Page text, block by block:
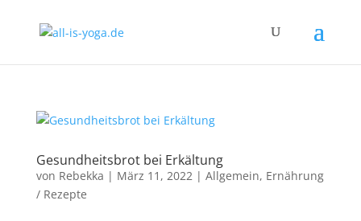
Gesundheitsbrot bei Erkältung
von Rebekka | März 11, 2022| Allgemein, Ernährung
/ Rezepte